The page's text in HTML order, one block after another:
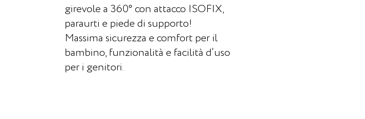
girevole a 360° con attacco ISOFIX,
paraurti e piede di supporto!
Massima sicurezza e comfort per il
bambino, funzionalità e facilità d’uso
per i genitori.